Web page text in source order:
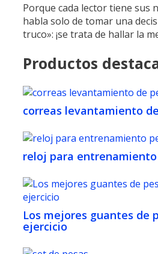
Porque cada lector tiene sus
habla solo de tomar una
truco»: ¡se trata de hallar la
Productos
correas levantamiento
reloj para entrenamiento
Los mejores guantes de
ejercicio